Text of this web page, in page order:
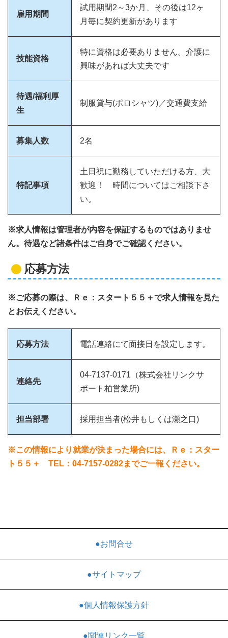
雇用期間
試用期間2～3か月、その後は12ヶ
月毎に契約更新があります
技能資格
特に資格は必要ありません。介護に
興味があれば大丈夫です
待遇/福利厚
生
制服貸与(ポロシャツ)／交通費支給
募集人数 2名
特記事項
土日祝に勤務していただける方、大
歓迎！ 時間についてはご相談下さ
い。
※求人情報は管理者が内容を保証するものではありませ
ん。待遇など諸条件はご自身でご確認ください。
応募方法
※ご応募の際は、Ｒｅ：スタート５５＋で求人情報を見た
とお伝えください。
応募方法 電話連絡にて面接日を設定します。
連絡先
04-7137-0171（株式会社リンクサ
ポート柏営業所)
担当部署 採用担当者(松井もしくは瀬之口)
※この情報により就業が決まった場合には、Ｒｅ：スター
ト５５＋ TEL：04-7157-0282までご一報ください。
●お問合せ
●サイトマップ
●個人情報保護方針
●関連リンク一覧